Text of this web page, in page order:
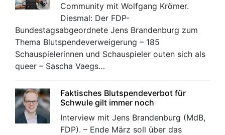
Community mit Wolfgang Krömer.
Diesmal: Der FDP-
Bundestagsabgeordnete Jens Brandenburg zum
Thema Blutspendeverweigerung – 185
Schauspielerinnen und Schauspieler outen sich als
queer – Sascha Vaegs…
Faktisches Blutspendeverbot für
Schwule gilt immer noch
Interview mit Jens Brandenburg (MdB,
FDP). – Ende März soll über das